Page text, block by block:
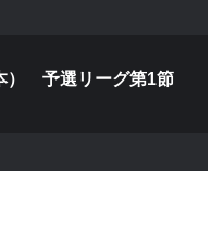
） 予選リーグ第1節